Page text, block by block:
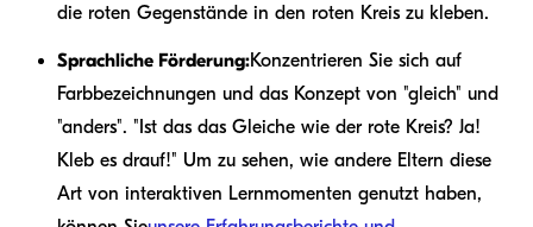
die roten Gegenstände in den roten Kreis zu kleben.
Sprachliche Förderung:Konzentrieren Sie sich auf
Farbbezeichnungen und das Konzept von "gleich" und
"anders". "Ist das das Gleiche wie der rote Kreis? Ja!
Kleb es drauf!" Um zu sehen, wie andere Eltern diese
Art von interaktiven Lernmomenten genutzt haben,